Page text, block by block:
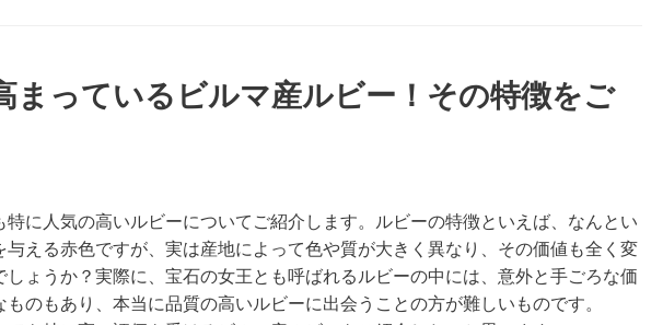
まっているビルマ産ルビー！その特徴をご
特に人気の高いルビーについてご紹介します。ルビーの特徴といえば、なんとい
与える赤色ですが、実は産地によって色や質が大きく異なり、その価値も全く変
しょうか？実際に、宝石の女王とも呼ばれるルビーの中には、意外と手ごろな価
のもあり、本当に品質の高いルビーに出会うことの方が難しいものです。